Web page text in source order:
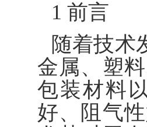
1 前言
随着技术
金属、塑
包装材料
好、阻气